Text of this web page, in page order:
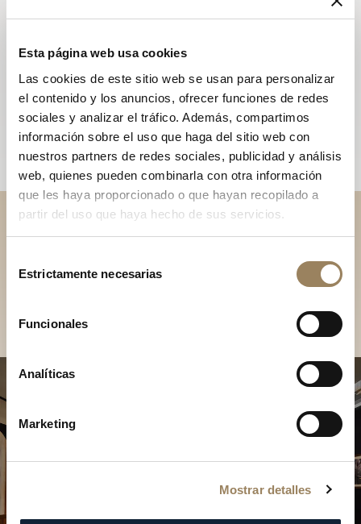
Esta página web usa cookies
Las cookies de este sitio web se usan para personalizar
el contenido y los anuncios, ofrecer funciones de redes
sociales y analizar el tráfico. Además, compartimos
información sobre el uso que haga del sitio web con
nuestros partners de redes sociales, publicidad y análisis
web, quienes pueden combinarla con otra información
que les haya proporcionado o que hayan recopilado a
partir del uso que haya hecho de sus servicios.
Estrictamente necesarias
Funcionales
Analíticas
Marketing
Mostrar detalles
Descubra nuestras
colecciones en boutique